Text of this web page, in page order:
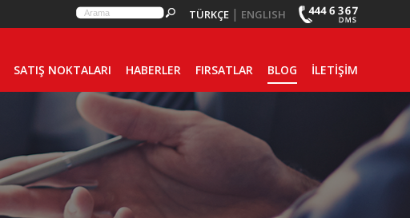
TÜRKÇE | ENGLISH
SATIŞ NOKTALARI HABERLER FIRSATLAR BLOG İLETİŞİM